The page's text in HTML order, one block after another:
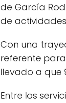
de García
de
Con una
referente
llevado a que
Entre los